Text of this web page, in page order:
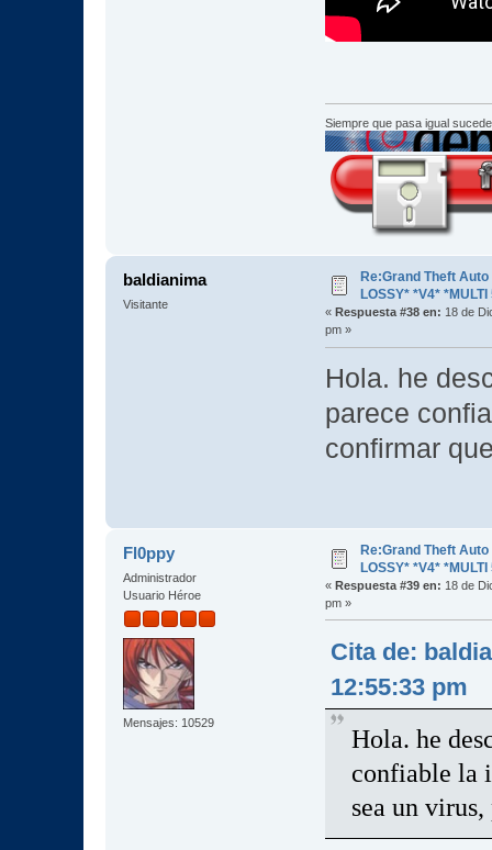
Siempre que pasa igual
baldianima
Visitante
Re:Grand Theft
LOSSY* *V4*
« Respuesta #38 en: 18 de
pm »
Hola. he
parece
confirmar
Fl0ppy
Administrador
Usuario Héroe
Mensajes: 10529
Re:Grand Theft
LOSSY* *V4*
« Respuesta #39 en: 18 de
pm »
Cita de:
12:55:33 pm
Hola. he
confiable la
sea un